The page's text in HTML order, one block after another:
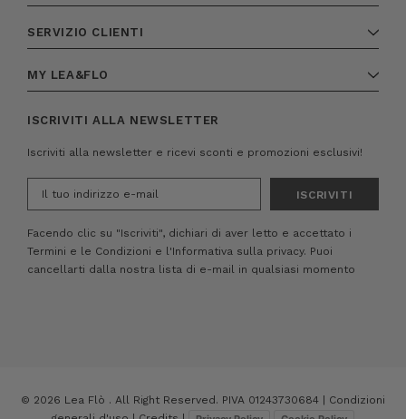
SERVIZIO CLIENTI
MY LEA&FLO
ISCRIVITI ALLA NEWSLETTER
Iscriviti alla newsletter e ricevi sconti e promozioni esclusivi!
Facendo clic su "Iscriviti", dichiari di aver letto e accettato i
Termini e le Condizioni e l'Informativa sulla privacy. Puoi
cancellarti dalla nostra lista di e-mail in qualsiasi momento
© 2026 Lea Flò . All Right Reserved. PIVA 01243730684 | Condizioni